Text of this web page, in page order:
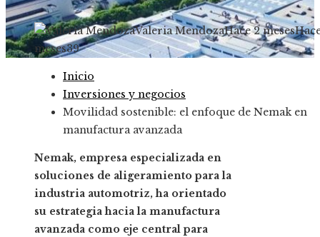
Valeria MendozaHace 2 meses
meses39
Inicio
Inversiones y negocios
Movilidad sostenible: el enfoque de Nemak en
manufactura avanzada
Nemak, empresa especializada en
soluciones de aligeramiento para la
industria automotriz, ha orientado
su estrategia hacia la manufactura
avanzada como eje central para